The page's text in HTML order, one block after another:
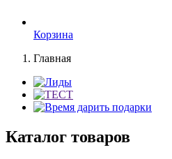
Корзина
Главная
Каталог товаров